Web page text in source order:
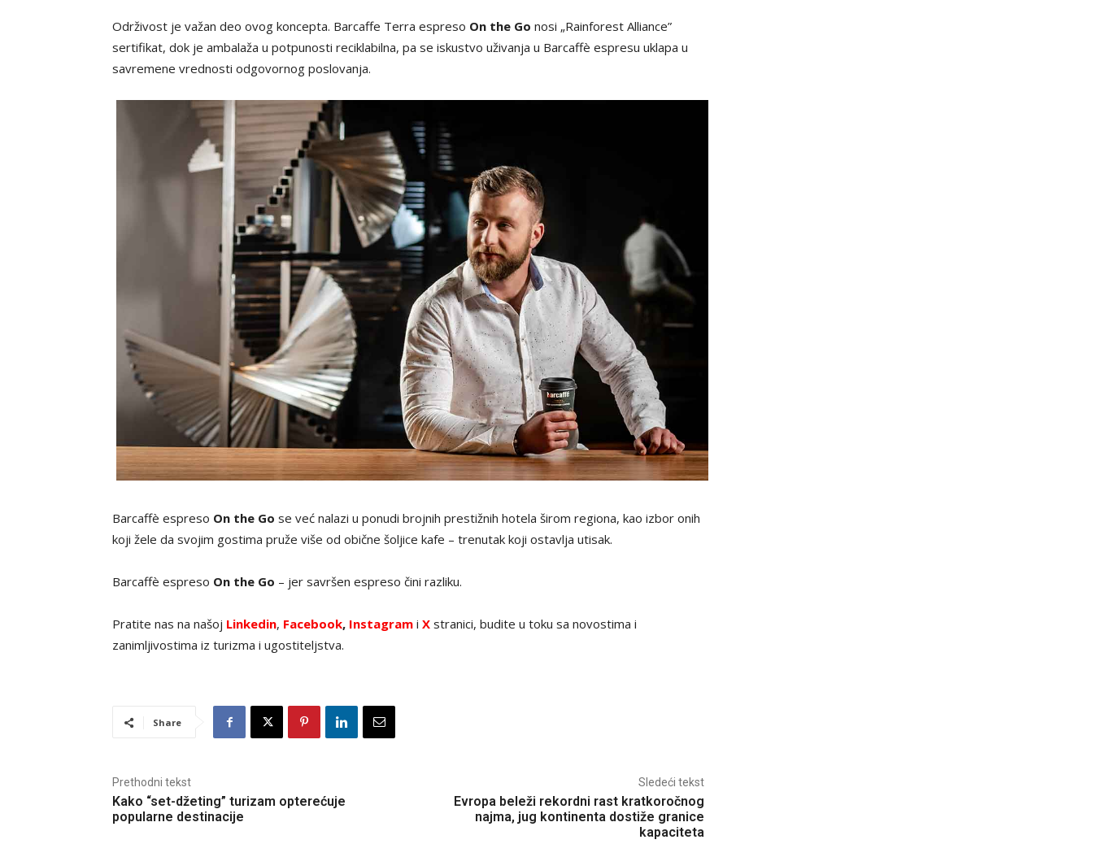
Održivost je važan deo ovog koncepta. Barcaffe Terra espreso On the Go nosi „Rainforest Alliance”
sertifikat, dok je ambalaža u potpunosti reciklabilna, pa se iskustvo uživanja u Barcaffè espresu uklapa u
savremene vrednosti odgovornog poslovanja.
Barcaffè espreso On the Go se već nalazi u ponudi brojnih prestižnih hotela širom regiona, kao izbor onih
koji žele da svojim gostima pruže više od obične šoljice kafe – trenutak koji ostavlja utisak.
Barcaffè espreso On the Go – jer savršen espreso čini razliku.
Pratite nas na našoj Linkedin, Facebook, Instagram i X stranici, budite u toku sa novostima i
zanimljivostima iz turizma i ugostiteljstva.
Share
Prethodni tekst
Kako “set-džeting” turizam opterećuje
popularne destinacije
Sledeći tekst
Evropa beleži rekordni rast kratkoročnog
najma, jug kontinenta dostiže granice
kapaciteta